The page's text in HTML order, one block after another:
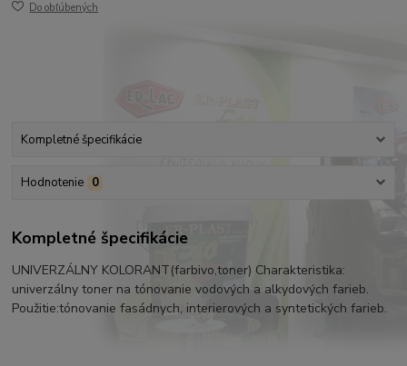
Do obľúbených
Kompletné špecifikácie
Hodnotenie 0
Kompletné špecifikácie
UNIVERZÁLNY KOLORANT(farbivo,toner) Charakteristika:
univerzálny toner na tónovanie vodových a alkydových farieb.
Použitie:tónovanie fasádnych, interierových a syntetických farieb.